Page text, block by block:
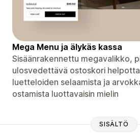
Mega Menu ja älykäs kassa
Sisäänrakennettu megavalikko,
ulosvedettävä ostoskori
luetteloiden selaamista ja
ostamista luottavaisin mielin
SISÄLTÖ